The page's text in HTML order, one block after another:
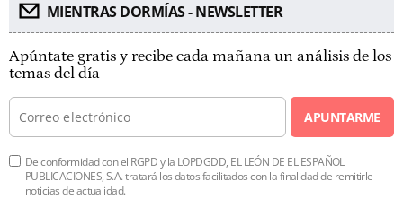
MIENTRAS DORMÍAS - NEWSLETTER
Apúntate gratis y recibe cada mañana un análisis de los
temas del día
APUNTARME
De conformidad con el RGPD y la LOPDGDD, EL LEÓN DE EL ESPAÑOL
PUBLICACIONES, S.A. tratará los datos facilitados con la finalidad de remitirle
noticias de actualidad.